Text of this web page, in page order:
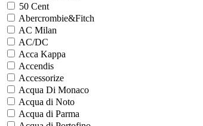
50 Cent
Abercrombie&Fitch
AC Milan
AC/DC
Acca Kappa
Accendis
Accessorize
Acqua Di Monaco
Acqua di Noto
Acqua di Parma